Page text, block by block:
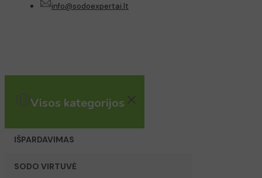
info@sodoexpertai.lt
Visos kategorijos
IŠPARDAVIMAS
SODO VIRTUVĖ